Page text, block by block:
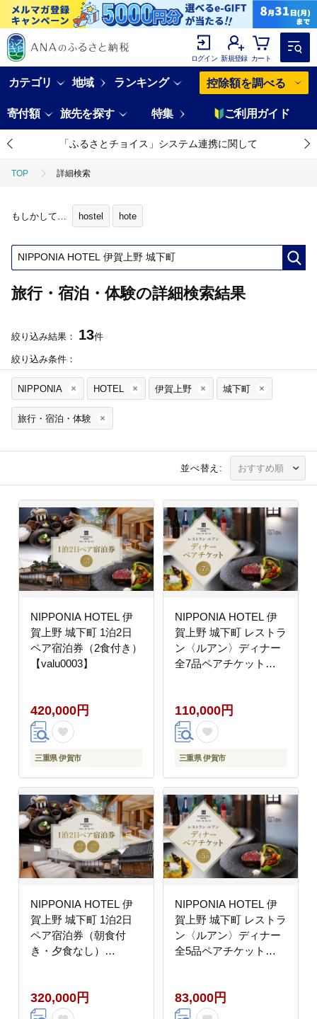
ログイン 新規登録 カート
カテゴリ 地域 ランキング 控除額を調べる
寄付額 旅先を探す 特集 ご利用ガイド
「ふるさとチョイス」システム連携に関して
TOP 詳細検索
もしかして… hostel hote
旅行・宿泊・体験の詳細検索結果
絞り込み結果： 13件
絞り込み条件：
NIPPONIA HOTEL 伊賀上野 城下町
旅行・宿泊・体験
並べ替え:
NIPPONIA HOTEL 伊
賀上野 城下町 1泊2日
ペア宿泊券（2食付き）
【valu0003】
420,000円
三重県 伊賀市
NIPPONIA HOTEL 伊
賀上野 城下町 レストラ
ン〈ルアン〉ディナー
全7品ペアチケット
110,000円
三重県 伊賀市
NIPPONIA HOTEL 伊
賀上野 城下町 1泊2日
ペア宿泊券（朝食付
き・夕食なし）
320,000円
NIPPONIA HOTEL 伊
賀上野 城下町 レストラ
ン〈ルアン〉ディナー
全5品ペアチケット
83,000円